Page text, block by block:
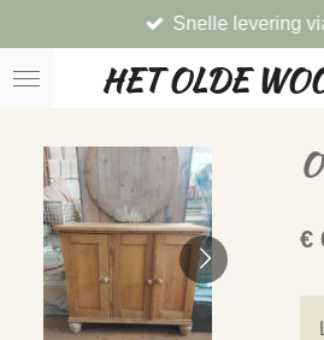
direct
naar
HET OLDE
Snelle levering
€